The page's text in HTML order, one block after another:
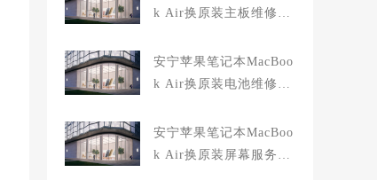
k Air换原装主板维修中
安宁苹果笔记本MacBoo
k Air换原装电池维修店
安宁苹果笔记本MacBoo
k Air换原装屏幕服务网